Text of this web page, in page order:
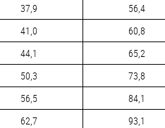
37,9 56,4
41,0 60,8
44,1 65,2
50,3 73,8
56,5 84,1
62,7 93,1